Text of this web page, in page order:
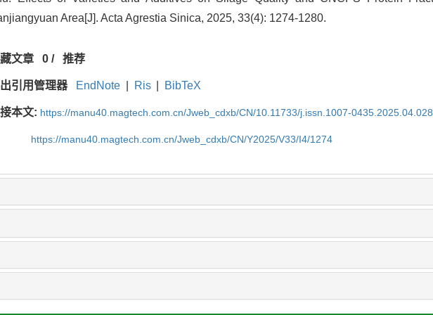
Area[J]. Acta Agrestia Sinica, 2025, 33(4): 1274-1280.
文章 0 /推荐
引用管理器 EndNote Ris BibTeX
本文: https://manu40.magtech.com.cn/Jweb_cdxb/CN/10.11733/j.issn.1007-0435.2025.04.028
https://manu40.magtech.com.cn/Jweb_cdxb/CN/Y2025/V33/I4/1274